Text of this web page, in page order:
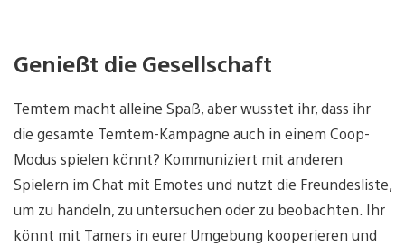
Genießt die Gesellschaft
Temtem macht alleine Spaß, aber wusstet ihr, dass ihr
die gesamte Temtem-Kampagne auch in einem Coop-
Modus spielen könnt? Kommuniziert mit anderen
Spielern im Chat mit Emotes und nutzt die Freundesliste,
um zu handeln, zu untersuchen oder zu beobachten. Ihr
könnt mit Tamers in eurer Umgebung kooperieren und